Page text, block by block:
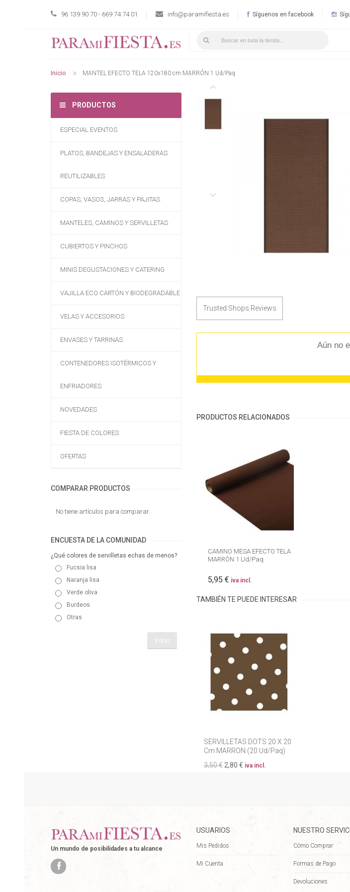
96 139 90 70 - 669 74 74 01 info@paramifiesta.es Síguenos en facebook
Inicio MANTEL EFECTO TELA 120x180 cm MARRÓN 1 Ud/Paq
PRODUCTOS
ESPECIAL EVENTOS
PLATOS, BANDEJAS Y ENSALADERAS
REUTILIZABLES
COPAS, VASOS, JARRAS Y PAJITAS
MANTELES, CAMINOS Y SERVILLETAS
CUBIERTOS Y PINCHOS
MINIS DEGUSTACIONES Y CATERING
VAJILLA ECO CARTÓN Y BIODEGRADABLE
VELAS Y ACCESORIOS
ENVASES Y TARRINAS
CONTENEDORES ISOTÉRMICOS Y
ENFRIADORES
NOVEDADES
FIESTA DE COLORES
OFERTAS
COMPARAR PRODUCTOS
No tiene artículos para comparar.
ENCUESTA DE LA COMUNIDAD
¿Qué colores de servilletas echas de menos?
Fucsia lisa
Naranja lisa
Verde oliva
Burdeos
Otras
Votar
Trusted Shops Reviews
Aún no
PRODUCTOS RELACIONADOS
CAMINO MESA EFECTO TELA
MARRÓN 1 Ud/Paq
5,95 € iva incl.
TAMBIÉN TE PUEDE INTERESAR
SERVILLETAS DOTS 20 X 20
Cm MARRON (20 Ud/Paq)
3,50 € 2,80 € iva incl.
Un mundo de posibilidades a tu alcance
USUARIOS
Mis Pedidos
Mi Cuenta
NUESTRO
Cómo Comprar
Formas de Pago
Devoluciones